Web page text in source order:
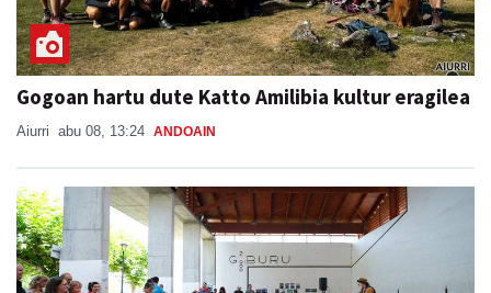
Gogoan hartu dute Katto Amilibia kultur eragilea
Aiurri abu 08, 13:24 ANDOAIN